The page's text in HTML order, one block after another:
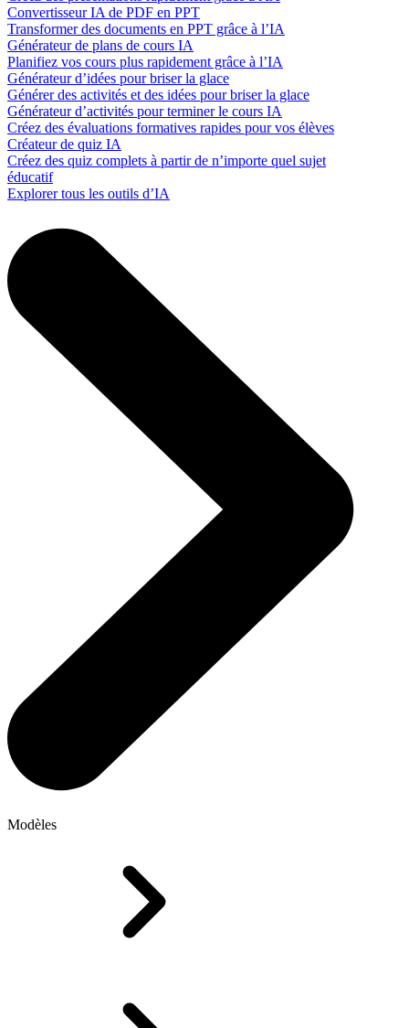
Convertisseur IA de PDF en PPT
Transformer des documents en PPT grâce à l’IA
Générateur de plans de cours IA
Planifiez vos cours plus rapidement grâce à l’IA
Générateur d’idées pour briser la glace
Générer des activités et des idées pour briser la glace
Générateur d’activités pour terminer le cours IA
Créez des évaluations formatives rapides pour vos élèves
Créateur de quiz IA
Créez des quiz complets à partir de n’importe quel sujet
éducatif
Explorer tous les outils d’IA
Modèles